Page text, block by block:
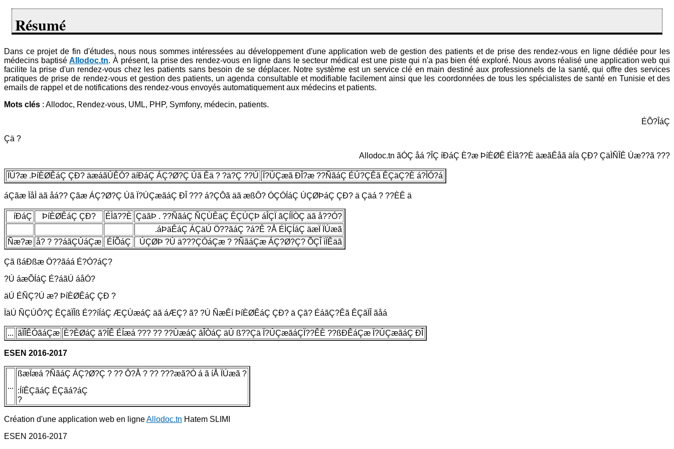
Résumé
Dans ce projet de fin d'études, nous nous sommes intéressées au développement d'une application web de gestion des patients et de prise des rendez-vous en ligne dédiée pour les
médecins baptiséAllodoc.tn. À présent, la prise des rendez-vous en ligne dans le secteur médical est une piste qui n'a pas bien été exploré. Nous avons réalisé une application web qui
facilite la prise d'un rendez-vous chez les patients sans besoin de se déplacer. Notre système est un service clé en main destiné aux professionnels de la santé, qui offre des services
pratiques de prise de rendez-vous et gestion des patients, un agenda consultable et modifiable facilement ainsi que les coordonnées de tous les spécialistes de santé en Tunisie et des
emails de rappel et de notifications des rendez-vous envoyés automatiquement aux médecins et patients.
Mots clés : Allodoc, Rendez-vous, UML, PHP, Symfony, médecin, patients.
ÉÕ?ÎáÇ
Çä ?
Allodoc.tn ãÓÇ åá ?ÎÇ íÐáÇ È?æ ÞíÈØÊ ÉÌã??È äæãÊåã äÍä ÇÐ? ÇäÌÑÎÊ Úæ??ã ???
ÏÚ?æ .ÞíÈØÊáÇ ÇÐ? äæáãÚÊÓ? äíÐáÇ ÁÇ?Ø?Ç Úã Êä ? ?ä?Ç ??Ú Ï?ÚÇæã ÐÎ?æ ??ÑãáÇ ÉÚ?ÇÊã ÊÇäÇ?È á?ÌÓ?á
áÇãæ ÏåÌ äã åá?? Çãæ ÁÇ?Ø?Ç Úã Ï?ÚÇæãáÇ ÐÎ ??? á?ÇÔã äã æßÔ? ÓÇÓÍáÇ ÚÇØÞáÇ ÇÐ? ä Çäá ? ??ÈÊ ä
íÐáÇ ÞíÈØÊáÇ ÇÐ? ÉÌã??È ÇäãÞ . ??ÑãáÇ ÑÇÙÊäÇ ÊÇÚÇÞ áÎÇÏ ãÇÍÏÒÇ äã å??Ó?
.áÞäÊáÇ ÁÇäÚ Ö??ãáÇ ?á?Ê ?Å ÉÌÇÍáÇ äæÏ ÏÚæã
Ñæ?æ å? ? ??áãÇÚáÇæ ÉÍÕáÇ ÚÇØÞ ?Ú ä???ÇÓáÇæ ? ?ÑãáÇæ ÁÇ?Ø?Ç? ÕÇÎ ìÏÊäã
Çã ßáÐßæ Ö??ãáá É?Ó?áÇ?
?Ú áæÕÍáÇ É?áãÚ áåÓ?
äÚ ÉÑÇ?Ú æ? ÞíÈØÊáÇ ÇÐ ?
ÏäÚ ÑÇÚÔ?Ç ÊÇãÏÎß É??íÍáÇ ÆÇÙæáÇ äã áÆÇ? ã? ?Ú ÑæÊí ÞíÈØÊáÇ ÇÐ? ä Çã? ÉáãÇ?Êã ÊÇãÏÎ ãåá
... ãÏÎÊÓãáÇæ È?ÈØáÇ ã?ÍÊ ÉÍæá ??? ?? ??ÙæáÇ ãÎÒáÇ äÚ ß??Çä Ï?ÚÇæãáÇÏ??ÊÈ ??ßÐÊáÇæ Ï?ÚÇæãáÇ ÐÎ
ESEN 2016-2017
...
ßæÏæá ?ÑãáÇ ÁÇ?Ø?Ç ? ?? Ô?Å ? ?? ???æã?Ó á ã íÅ ÏÚæã ?
:ÍíÊÇãáÇ ÊÇãá?áÇ
?
Création d'une application web en ligneAllodoc.tn Hatem SLIMI
ESEN 2016-2017